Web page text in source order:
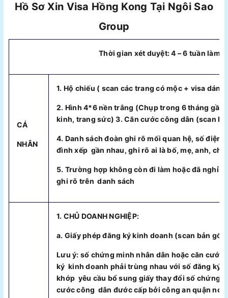
Hồ Sơ Xin Visa Hồng Kong Tại Ngôi Sao
Group
Thời gian xét duyệt: 4 – 6 tuần làm
CÁ
NHÂN
1. Hộ chiếu ( scan các trang có mộc + visa dán
2. Hình 4*6 nền trắng (Chụp trong 6 tháng gần
kinh, trang sức) 3. Căn cước công dân (scan
4. Danh sách đoàn ghi rõ mối quan hệ, số điện
đình xếp gần nhau, ghi rõ ai là bố, mẹ, anh,
5. Trường hợp không còn đi làm hoặc đã nghỉ
ghi rõ trên danh sách
1. CHỦ DOANH NGHIỆP:
a. Giấy phép đăng ký kinh doanh (scan bản
Lưu ý: số chứng minh nhân dân hoặc căn cước
ký kinh doanh phải trùng nhau với số đăng ký
khớp yêu cầu bổ sung giấy thay đổi số chứng
cước công dân đước cấp bởi công an quận nơi